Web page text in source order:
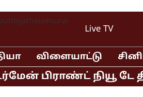
Live TV
விளையாட்டு
பிராண்ட் நியூ டே